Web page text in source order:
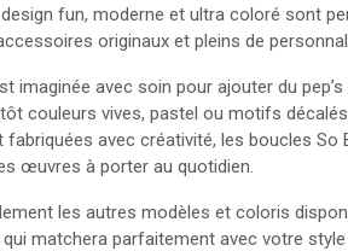
fun, moderne et ultra coloré sont
originaux et pleins de
imaginée avec soin pour ajouter du
couleurs vives, pastel ou motifs
avec créativité, les boucles So
œuvres à porter au quotidien.
les autres modèles et coloris
matchera parfaitement avec votre style